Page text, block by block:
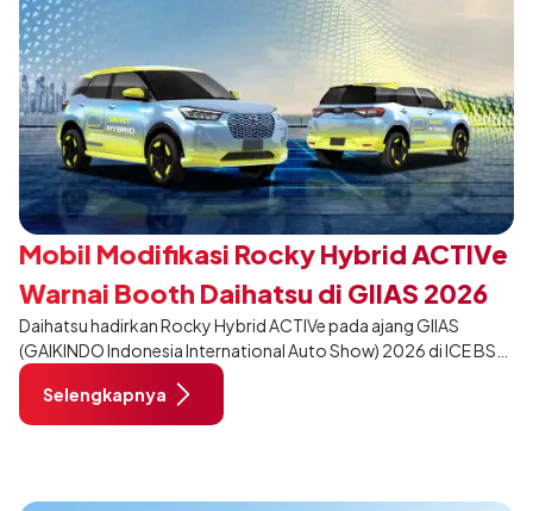
Mobil Modifikasi Rocky Hybrid ACTIVe
Warnai Booth Daihatsu di GIIAS 2026
Daihatsu hadirkan Rocky Hybrid ACTIVe pada ajang GIIAS
(GAIKINDO Indonesia International Auto Show) 2026 di ICE BSD
City, Tangerang. Terdapat 2 unit Rocky Hybrid yang
dimodifikasi untuk menghadirkan sarana inspirasi bagi
pengunjung mendukung gaya hidup yang aktif.
Selengkapnya